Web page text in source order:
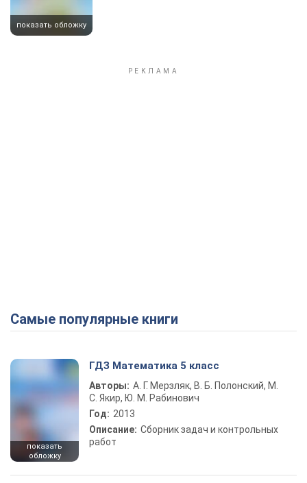
показать обложку
Самые популярные книги
показать
обложку
ГДЗ Математика 5 класс
Авторы: А. Г. Мерзляк, В. Б. Полонский, М.
С. Якир, Ю. М. Рабинович
Год: 2013
Описание: Сборник задач и контрольных
работ